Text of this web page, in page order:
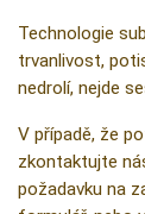
Technologie
trvanlivost,
nedrolí, nejde
V případě, že
zkontaktujte
požadavku na